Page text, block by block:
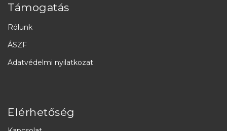
Támogatás
Rólunk
ÁSZF
Adatvédelmi nyilatkozat
Elérhetőség